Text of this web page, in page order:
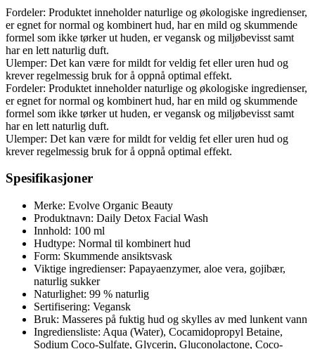
Fordeler: Produktet inneholder naturlige og økologiske ingredienser,
er egnet for normal og kombinert hud, har en mild og skummende
formel som ikke tørker ut huden, er vegansk og miljøbevisst samt
har en lett naturlig duft.
Ulemper: Det kan være for mildt for veldig fet eller uren hud og
krever regelmessig bruk for å oppnå optimal effekt.
Fordeler: Produktet inneholder naturlige og økologiske ingredienser,
er egnet for normal og kombinert hud, har en mild og skummende
formel som ikke tørker ut huden, er vegansk og miljøbevisst samt
har en lett naturlig duft.
Ulemper: Det kan være for mildt for veldig fet eller uren hud og
krever regelmessig bruk for å oppnå optimal effekt.
Spesifikasjoner
Merke: Evolve Organic Beauty
Produktnavn: Daily Detox Facial Wash
Innhold: 100 ml
Hudtype: Normal til kombinert hud
Form: Skummende ansiktsvask
Viktige ingredienser: Papayaenzymer, aloe vera, gojibær,
naturlig sukker
Naturlighet: 99 % naturlig
Sertifisering: Vegansk
Bruk: Masseres på fuktig hud og skylles av med lunkent vann
Ingrediensliste: Aqua (Water), Cocamidopropyl Betaine,
Sodium Coco-Sulfate, Glycerin, Gluconolactone, Coco-